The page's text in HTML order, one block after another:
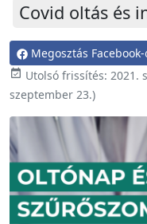
Covid oltás és
Megosztás
 Utolsó frissítés: 2021.
szeptember 23.)